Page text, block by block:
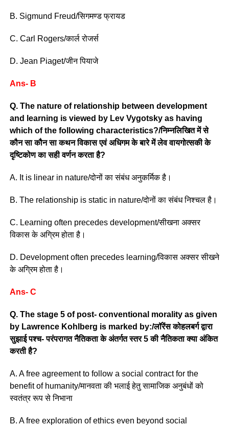
B. Sigmund Freud/सिगमण्ड फ्रायड
C. Carl Rogers/कार्ल रोजर्स
D. Jean Piaget/जीन पियाजे
Ans- B
Q. The nature of relationship between development
and learning is viewed by Lev Vygotsky as having
which of the following characteristics?/निम्नलिखित में से
कौन सा कौन सा कथन विकास एवं अधिगम के बारे में लेव वायगोत्सकी के
दृष्टिकोण का सही वर्णन करता है?
A. It is linear in nature/दोनों का संबंध अनुकर्मिक है।
B. The relationship is static in nature/दोनों का संबंध निश्चल है।
C. Learning often precedes development/सीखना अक्सर
विकास के अग्रिम होता है।
D. Development often precedes learning/विकास अक्सर सीखने
के अग्रिम होता है।
Ans- C
Q. The stage 5 of post- conventional morality as given
by Lawrence Kohlberg is marked by:/लॉरेंस कोहलबर्ग द्वारा
सुझाई पश्च- परंपरागत नैतिकता के अंतर्गत स्तर 5 की नैतिकता क्या अंकित
करती है?
A. A free agreement to follow a social contract for the
benefit of humanity/मानवता की भलाई हेतु सामाजिक अनुबंधों को
स्वतंत्र रूप से निभाना
B. A free exploration of ethics even beyond social